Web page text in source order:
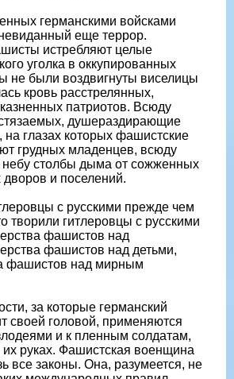
германскими войсками
еще террор.
истребляют целые
уголка в оккупированных
не были воздвигнуты виселицы
кровь расстрелянных,
патриотов. Всюду
душераздирающие
на глазах которых фашистские
грудных младенцев, всюду
небу столбы дыма от сожженных
и поселений.
с русскими прежде чем
творили гитлеровцы с русскими
фашистов над
фашистов над детьми,
фашистов над мирным
за которые германский
своей головой, применяются
и к пленным солдатам,
руках. Фашистская военщина
все законы. Она, разумеется, не